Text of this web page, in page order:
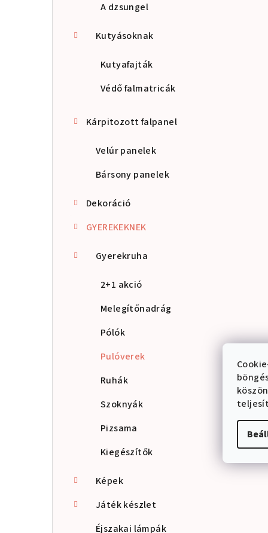
A dzsungel
Kutyásoknak
Kutyafajták
Védő falmatricák
Kárpitozott falpanel
Velúr panelek
Bársony panelek
Dekoráció
GYEREKEKNEK
Gyerekruha
2+1 akció
Melegítőnadrág
Pólók
Pulóverek
Ruhák
Szoknyák
Pizsama
Kiegészítők
Képek
Játék készlet
Éjszakai lámpák